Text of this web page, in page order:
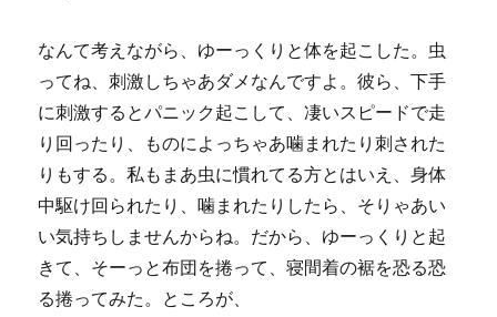
なんて考えながら、ゆーっくりと体を起こした。虫
ってね、刺激しちゃあダメなんですよ。彼ら、下手
に刺激するとパニック起こして、凄いスピードで走
り回ったり、ものによっちゃあ噛まれたり刺された
りもする。私もまあ虫に慣れてる方とはいえ、身体
中駆け回られたり、噛まれたりしたら、そりゃあい
い気持ちしませんからね。だから、ゆーっくりと起
きて、そーっと布団を捲って、寝間着の裾を恐る恐
る捲ってみた。ところが、